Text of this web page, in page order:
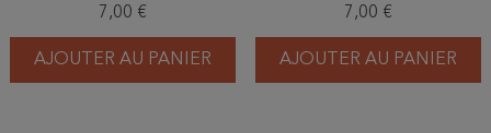
7,00 €
AJOUTER AU PANIER
7,00 €
AJOUTER AU PANIER